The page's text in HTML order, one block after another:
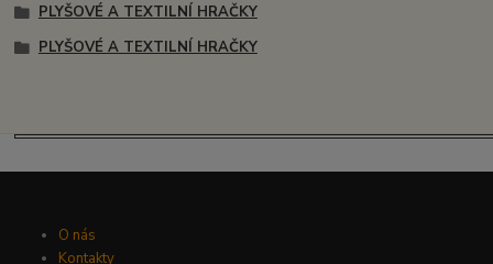
PLYŠOVÉ A TEXTILNÍ HRAČKY
PLYŠOVÉ A TEXTILNÍ HRAČKY
O nás
Kontakty